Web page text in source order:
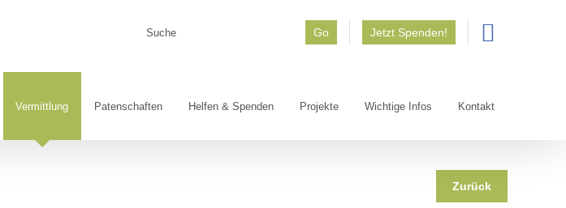
Go Jetzt Spenden!
Vermittlung Patenschaften Helfen & Spenden Projekte Wichtige Infos Kontakt
Zurück